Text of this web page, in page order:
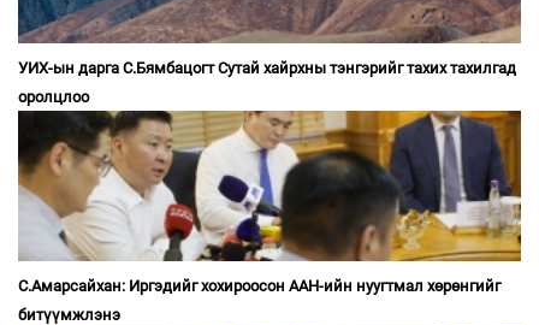
УИХ-ын дарга С.Бямбацогт Сутай хайрхны тэнгэрийг тахих тахилгад
оролцлоо
С.Амарсайхан: Иргэдийг хохироосон ААН-ийн нуугтмал хөрөнгийг
битүүмжлэнэ